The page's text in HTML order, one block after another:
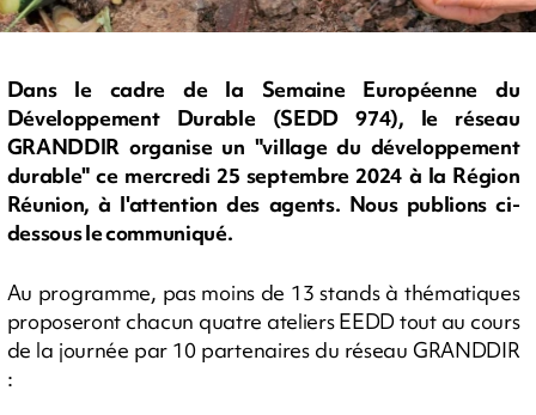
Dans le cadre de la Semaine Européenne du
Développement Durable (SEDD 974), le réseau
GRANDDIR organise un "village du développement
durable" ce mercredi 25 septembre 2024 à la Région
Réunion, à l'attention des agents. Nous publions ci-
dessous le communiqué.
Au programme, pas moins de 13 stands à thématiques
proposeront chacun quatre ateliers EEDD tout au cours
de la journée par 10 partenaires du réseau GRANDDIR
: